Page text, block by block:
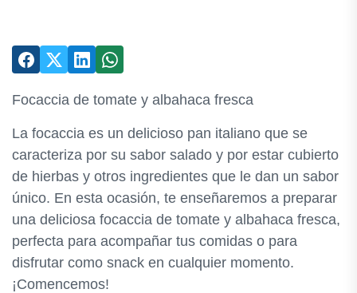
Focaccia de tomate y albahaca fresca
La focaccia es un delicioso pan italiano que se
caracteriza por su sabor salado y por estar cubierto
de hierbas y otros ingredientes que le dan un sabor
único. En esta ocasión, te enseñaremos a preparar
una deliciosa focaccia de tomate y albahaca fresca,
perfecta para acompañar tus comidas o para
disfrutar como snack en cualquier momento.
¡Comencemos!